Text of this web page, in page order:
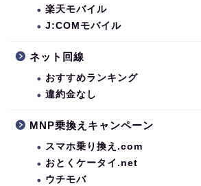
楽天モバイル
J:COMモバイル
ネット回線
おすすめランキング
違約金なし
MNP乗換えキャンペーン
スマホ乗り換え.com
おとくケータイ.net
ウチモバ